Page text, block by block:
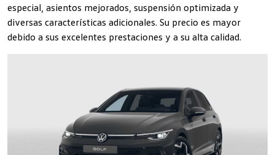
especial, asientos mejorados, suspensión optimizada y
diversas características adicionales. Su precio es mayor
debido a sus excelentes prestaciones y a su alta calidad.